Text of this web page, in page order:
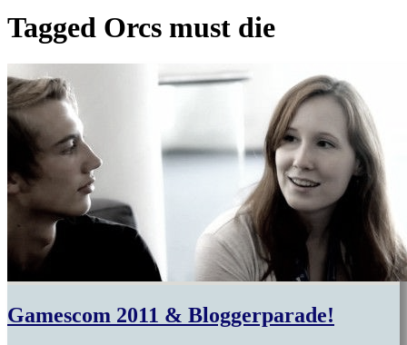
Tagged Orcs must die
Gamescom 2011 & Bloggerparade!